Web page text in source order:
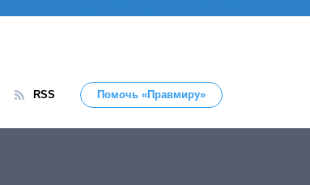
RSS Помочь «Правмиру»